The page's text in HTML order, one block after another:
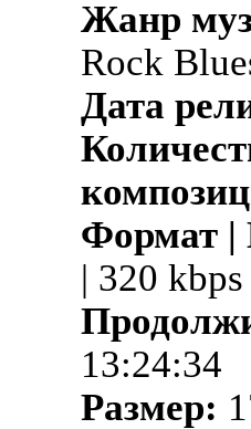
Жанр
Rock
Дата
Формат |
| 320 kbps
13:24:34
Размер: